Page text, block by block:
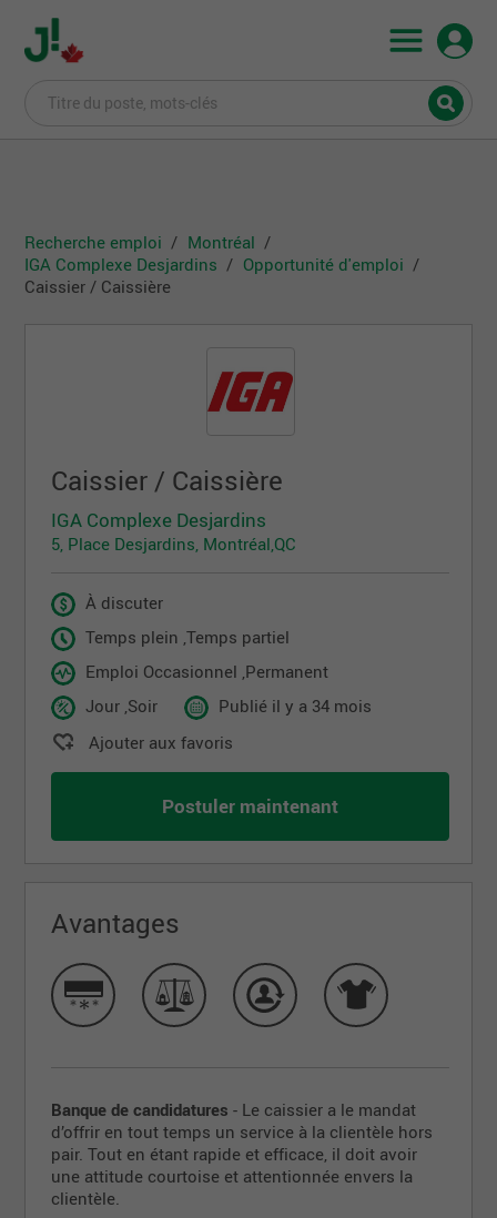
Recherche emploi
Montréal
IGA Complexe Desjardins
Opportunité d'emploi
Caissier / Caissière
Caissier / Caissière
IGA Complexe Desjardins
5, Place Desjardins, Montréal,QC
À discuter
Temps plein ,Temps partiel
Emploi Occasionnel ,Permanent
Jour ,Soir
Publié il y a 34 mois
Ajouter aux favoris
Postuler maintenant
Avantages
Banque de candidatures - Le caissier a le mandat
d’offrir en tout temps un service à la clientèle hors
pair. Tout en étant rapide et efficace, il doit avoir
une attitude courtoise et attentionnée envers la
clientèle.